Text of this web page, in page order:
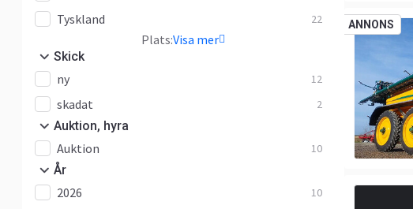
Tyskland 22
Plats:Visa mer
Skick
ny 12
skadat 2
Auktion, hyra
Auktion 10
År
2026 10
ANNONS